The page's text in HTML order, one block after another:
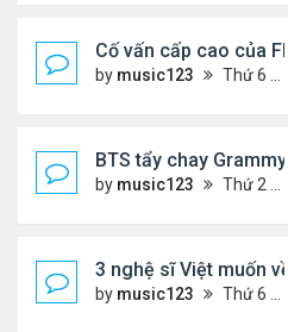
Cố vấn cấp cao của
by music123 Thứ 6 Tháng 7 31, 2026 7:15 pm
BTS tẩy chay Grammy
by music123 Thứ 2 Tháng 10 19, 2020 11:31 am
3 nghệ sĩ Việt muốn
by music123 Thứ 6 Tháng 7 31, 2026 6:41 pm